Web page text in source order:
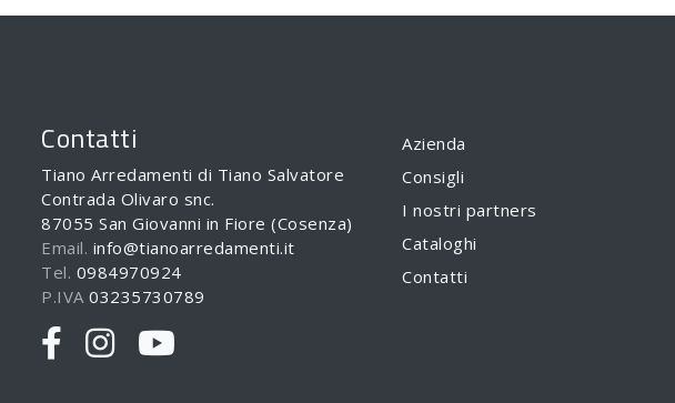
Contatti
Tiano Arredamenti di Tiano Salvatore
Contrada Olivaro snc.
87055 San Giovanni in Fiore (Cosenza)
Email. info@tianoarredamenti.it
Tel. 0984970924
P.IVA 03235730789
Azienda
Consigli
I nostri partners
Cataloghi
Contatti